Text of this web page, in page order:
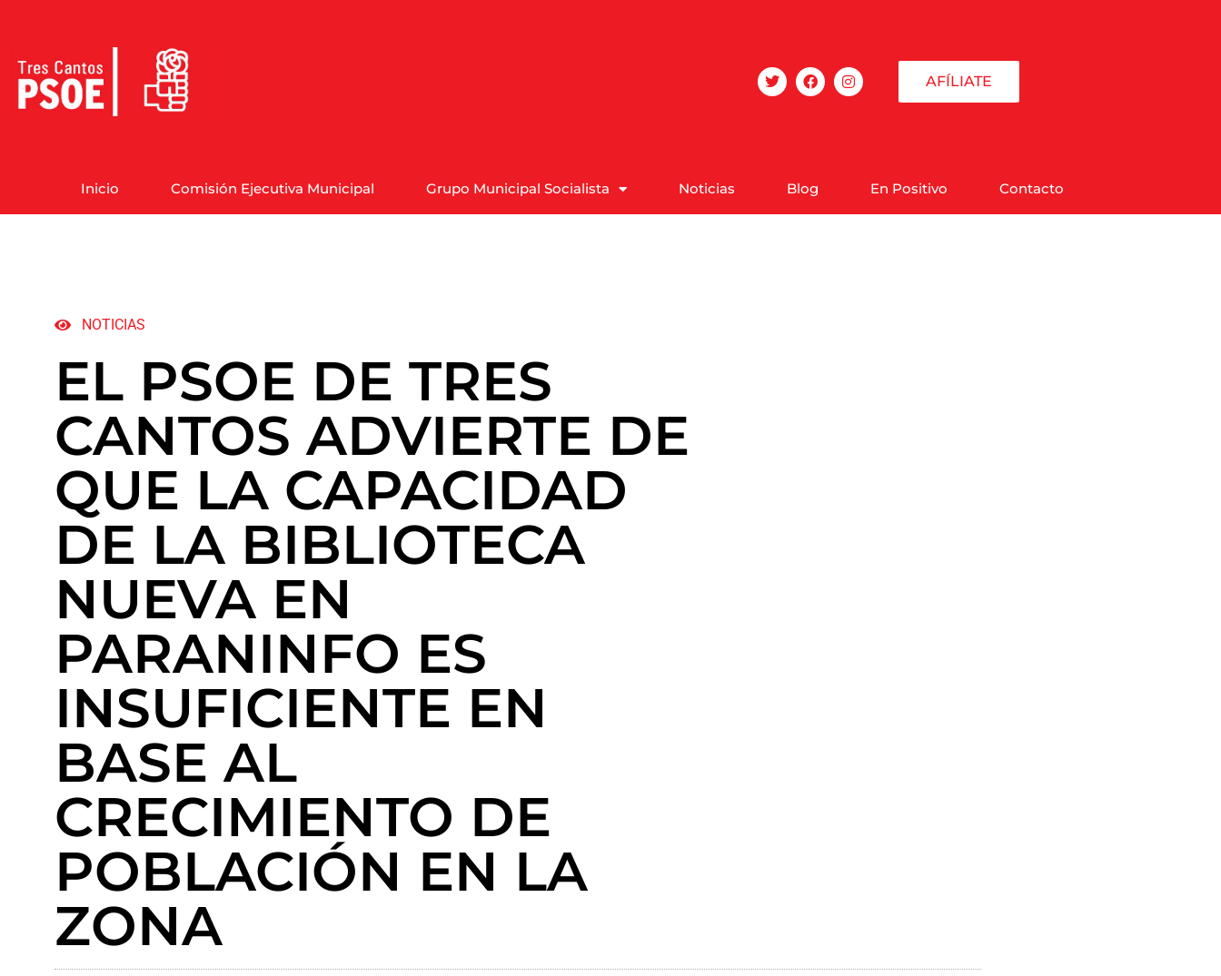
AFÍLIATE
Inicio Comisión Ejecutiva Municipal Grupo Municipal Socialista Noticias Blog En Positivo Contacto
NOTICIAS
EL PSOE DE TRES
CANTOS ADVIERTE DE
QUE LA CAPACIDAD
DE LA BIBLIOTECA
NUEVA EN
PARANINFO ES
INSUFICIENTE EN
BASE AL
CRECIMIENTO DE
POBLACIÓN EN LA
ZONA